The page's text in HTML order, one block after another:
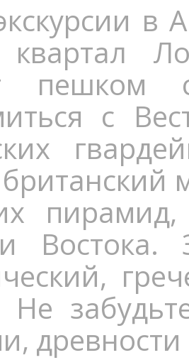
в
пешком
с
британский
Не
древности